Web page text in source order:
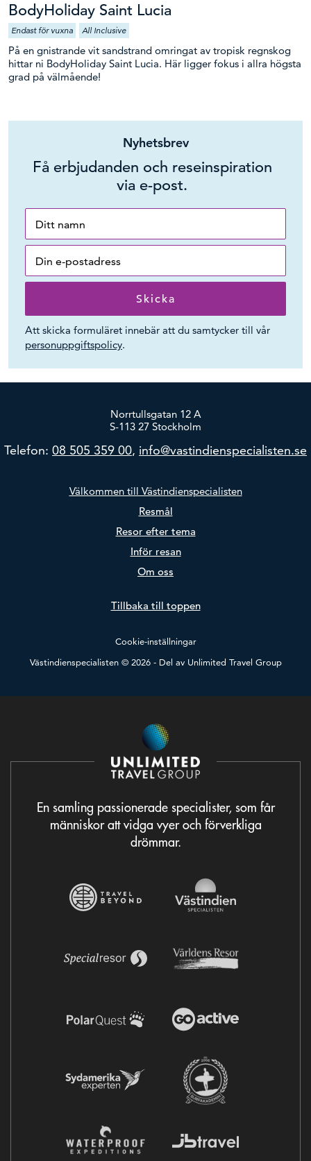
BodyHoliday Saint Lucia
Endast för vuxna All Inclusive
På en gnistrande vit sandstrand omringat av tropisk regnskog
hittar ni BodyHoliday Saint Lucia. Här ligger fokus i allra högsta
grad på välmående!
Nyhetsbrev
Få erbjudanden och reseinspiration
via e-post.
Att skicka formuläret innebär att du samtycker till vår
personuppgiftspolicy.
Norrtullsgatan 12 A
S-113 27 Stockholm
Telefon: 08 505 359 00, info@vastindienspecialisten.se
Välkommen till Västindienspecialisten
Resmål
Resor efter tema
Inför resan
Om oss
Tillbaka till toppen
Cookie-inställningar
Västindienspecialisten © 2026 - Del av Unlimited Travel Group
En samling passionerade specialister, som får
människor att vidga vyer och förverkliga
drömmar.